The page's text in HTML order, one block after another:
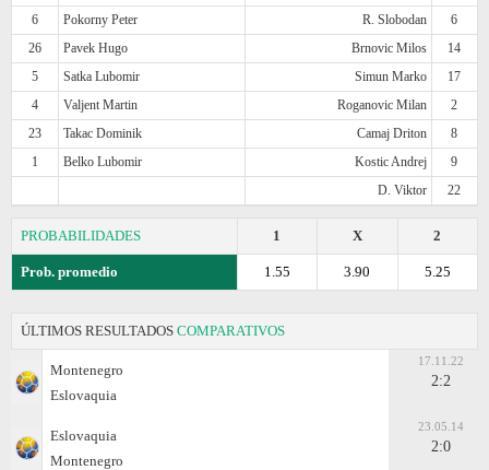
6
Pokorny Peter R. Slobodan
6
26
Pavek Hugo Brnovic Milos
14
5
Satka Lubomir Simun Marko
17
4
Valjent Martin Roganovic Milan
2
23
Takac Dominik Camaj Driton
8
1
Belko Lubomir Kostic Andrej
9
D. Viktor
22
PROBABILIDADES 2
X
1
Prob. promedio 5.25
3.90
1.55
ÚLTIMOS RESULTADOS COMPARATIVOS
Montenegro
Eslovaquia
17.11.22
2:2
Eslovaquia
Montenegro
23.05.14
2:0